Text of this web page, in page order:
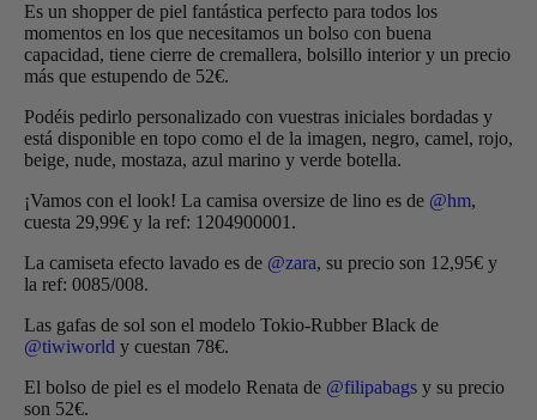
Es un shopper de piel fantástica perfecto para todos los
momentos en los que necesitamos un bolso con buena
capacidad, tiene cierre de cremallera, bolsillo interior y un precio
más que estupendo de 52€.
Podéis pedirlo personalizado con vuestras iniciales bordadas y
está disponible en topo como el de la imagen, negro, camel, rojo,
beige, nude, mostaza, azul marino y verde botella.
¡Vamos con el look! La camisa oversize de lino es de @hm,
cuesta 29,99€ y la ref: 1204900001.
La camiseta efecto lavado es de @zara, su precio son 12,95€ y
la ref: 0085/008.
Las gafas de sol son el modelo Tokio-Rubber Black de
@tiwiworld y cuestan 78€.
El bolso de piel es el modelo Renata de @filipabags y su precio
son 52€.